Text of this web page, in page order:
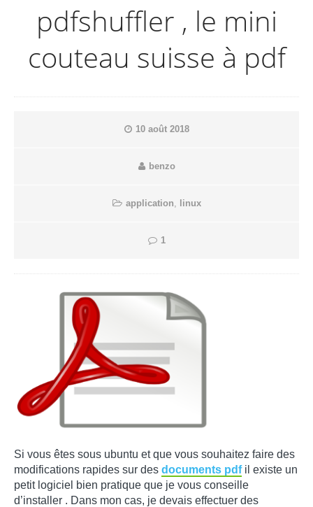
pdfshuffler , le mini
couteau suisse à pdf
10 août 2018
benzo
application linux
1
Si vous êtes sous ubuntu et que vous souhaitez faire des
modifications rapides sur des documents pdfil existe un
petit logiciel bien pratique que je vous conseille
d’installer . Dans mon cas, je devais effectuer des